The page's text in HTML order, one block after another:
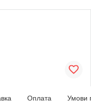
Оплата Умови